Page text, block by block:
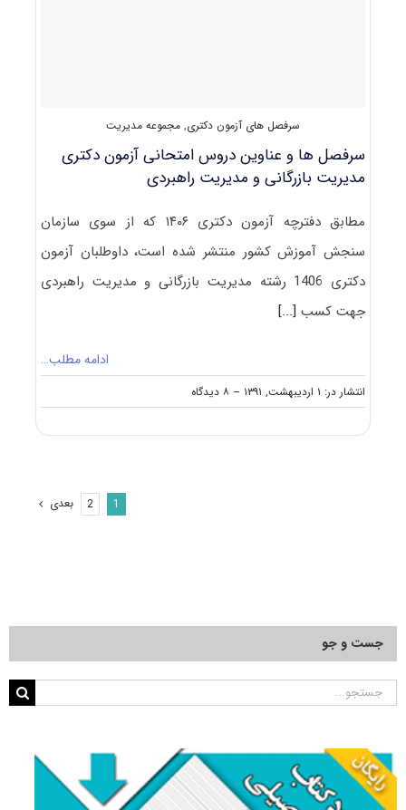
سرفصل های آزمون دکتری, مجموعه مدیریت
سرفصل ها و عناوین دروس امتحانی آزمون دکتری
مدیریت بازرگانی و مدیریت راهبردی
مطابق دفترچه آزمون دکتری ۱۴۰۶ که از سوی سازمان
سنجش آموزش کشور منتشر شده است، داوطلبان آزمون
دکتری 1406 رشته مدیریت بازرگانی و مدیریت راهبردی
جهت کسب[...]
ادامه مطلب…
انتشار در: ۱ اردیبهشت, ۱۳۹۱ -- ۸ دیدگاه
on
سرفصل
1
2 بعدی
جست و جو
جستجو